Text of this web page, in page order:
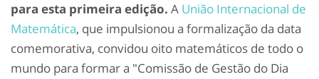
para esta primeira edição. A União Internacional de
Matemática, que impulsionou a formalização da data
comemorativa, convidou oito matemáticos de todo o
mundo para formar a "Comissão de Gestão do Dia